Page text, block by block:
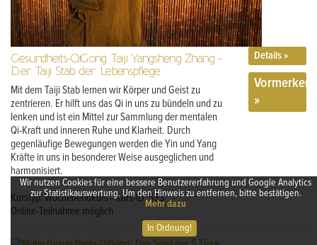
Gesundheits-QiGong: Taiji Yangsheng Zhang -
Der Taiji Stab der Lebenspflege
Mit dem Taiji Stab lernen wir Körper und Geist zu
zentrieren. Er hilft uns das Qi in uns zu bündeln und zu
lenken und ist ein Mittel zur Sammlung der mentalen
Qi-Kraft und inneren Ruhe und Klarheit. Durch
gegenläufige Bewegungen werden die Yin und Yang
Kräfte in uns in besonderer Weise ausgeglichen und
harmonisiert.
Kurstyp: Wochenendkurs - Kurs-ID: 533
Online-Teilnahme möglich
Details »
Vormerken
»
Wir nutzen Cookies für eine bessere Benutzererfahrung und Google Analytics
zur Statistikauswertung. Um den Hinweis zu entfernen, bitte bestätigen.
Mehr dazu
In Ordnung!